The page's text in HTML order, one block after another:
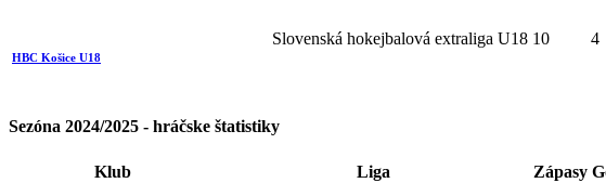
HBC Košice U18
Slovenská hokejbalová extraliga U18 10 4
Sezóna 2024/2025 - hráčske štatistiky
Klub Liga Zápasy